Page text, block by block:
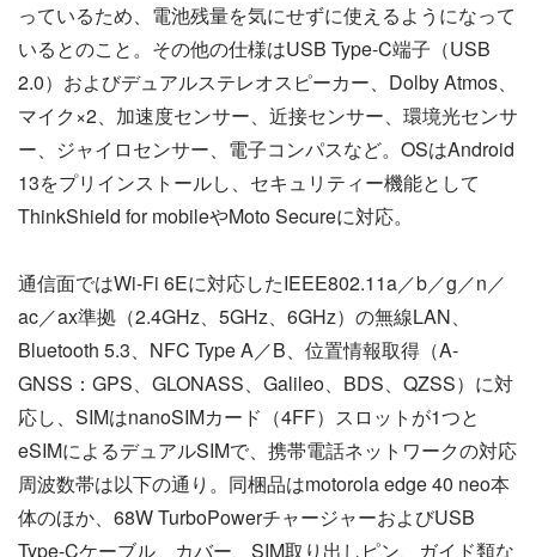
っているため、電池残量を気にせずに使えるようになって
いるとのこと。その他の仕様はUSB Type-C端子（USB
2.0）およびデュアルステレオスピーカー、Dolby Atmos、
マイク×2、加速度センサー、近接センサー、環境光センサ
ー、ジャイロセンサー、電子コンパスなど。OSはAndroid
13をプリインストールし、セキュリティー機能として
ThinkShield for mobileやMoto Secureに対応。
通信面ではWi-Fi 6Eに対応したIEEE802.11a／b／g／n／
ac／ax準拠（2.4GHz、5GHz、6GHz）の無線LAN、
Bluetooth 5.3、NFC Type A／B、位置情報取得（A-
GNSS：GPS、GLONASS、Galileo、BDS、QZSS）に対
応し、SIMはnanoSIMカード（4FF）スロットが1つと
eSIMによるデュアルSIMで、携帯電話ネットワークの対応
周波数帯は以下の通り。同梱品はmotorola edge 40 neo本
体のほか、68W TurboPowerチャージャーおよびUSB
Type-Cケーブル、カバー、SIM取り出しピン、ガイド類な